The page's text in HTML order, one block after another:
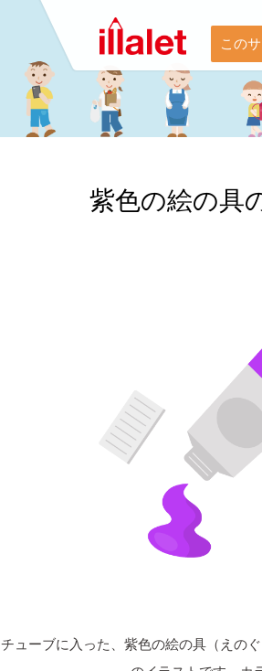
この
紫色の絵の具
チューブに入った、紫色の絵の具（えの